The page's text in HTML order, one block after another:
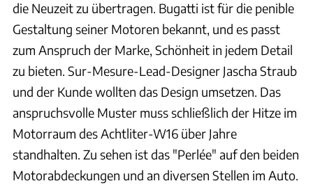
die Neuzeit zu übertragen. Bugatti ist für die penible
Gestaltung seiner Motoren bekannt, und es passt
zum Anspruch der Marke, Schönheit in jedem Detail
zu bieten. Sur-Mesure-Lead-Designer Jascha Straub
und der Kunde wollten das Design umsetzen. Das
anspruchsvolle Muster muss schließlich der Hitze im
Motorraum des Achtliter-W16 über Jahre
standhalten. Zu sehen ist das "Perlée" auf den beiden
Motorabdeckungen und an diversen Stellen im Auto.